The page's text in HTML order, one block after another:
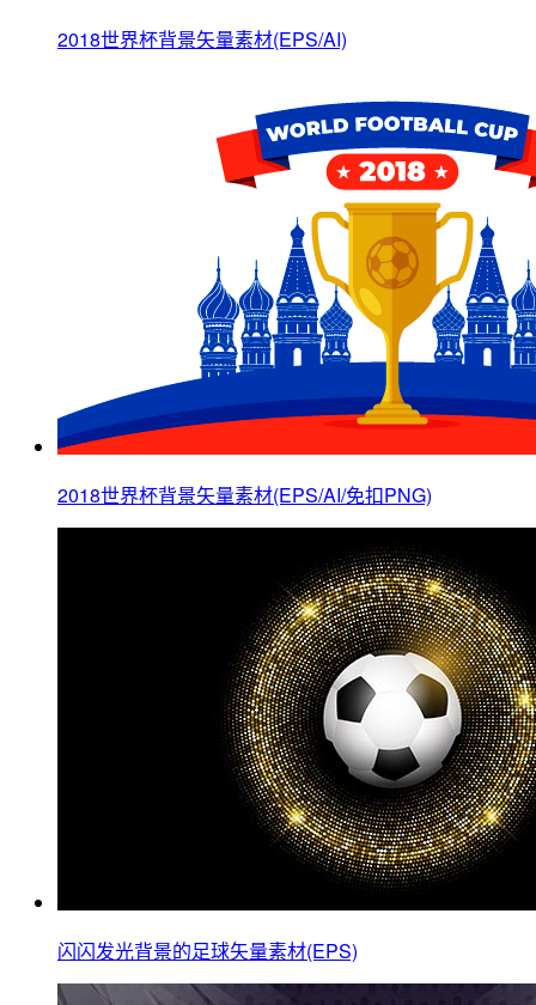
2018世界杯背景矢量素材(EPS/AI)
2018世界杯背景矢量素材(EPS/AI/免扣PNG)
闪闪发光背景的足球矢量素材(EPS)